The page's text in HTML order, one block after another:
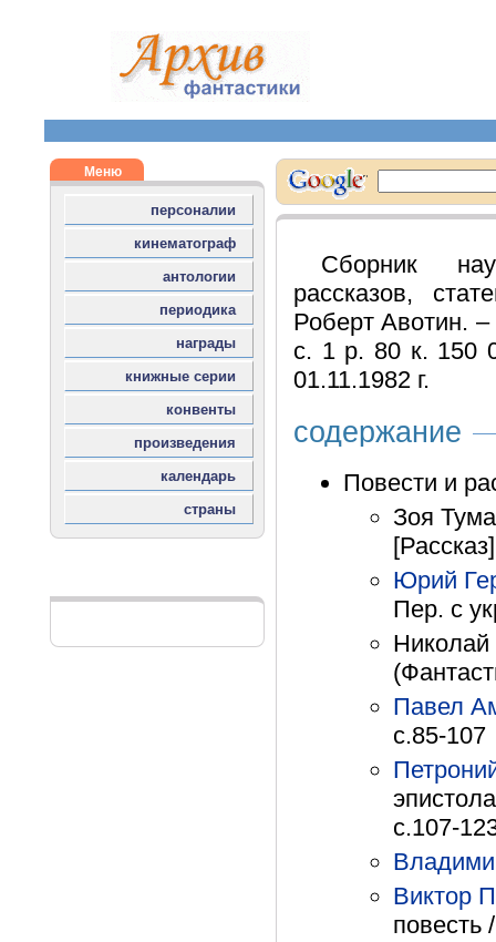
Сборник
рассказов,
Роберт Авотин.
с. 1 р. 80 к. 150
01.11.1982 г.
содержание
Повести и
Зоя
Юрий
Пер. с
Николай
Павел
с.85-107
с.107-
Виктор
повесть